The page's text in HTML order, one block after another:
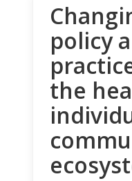
policy
the